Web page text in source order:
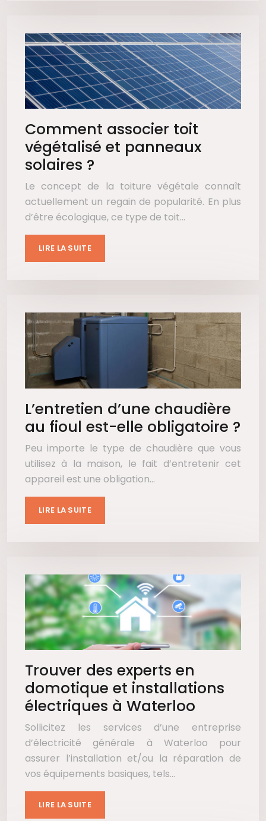
Comment associer toit
végétalisé et panneaux
solaires ?
Le concept de la toiture végétale connaît
actuellement un regain de popularité. En plus
d’être écologique, ce type de toit…
LIRE LA SUITE
L’entretien d’une chaudière
au fioul est-elle obligatoire ?
Peu importe le type de chaudière que vous
utilisez à la maison, le fait d’entretenir cet
appareil est une obligation…
LIRE LA SUITE
Trouver des experts en
domotique et installations
électriques à Waterloo
Sollicitez les services d’une entreprise
d’électricité générale à Waterloo pour
assurer l’installation et/ou la réparation de
vos équipements basiques, tels…
LIRE LA SUITE